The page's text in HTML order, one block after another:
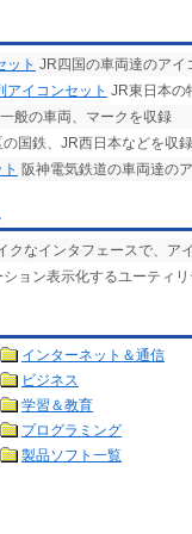
ット JR四国の車両達のアイ
イコンセット JR東日本の
般の車両、マークを収録
国鉄、JR西日本などを収録
阪神電気鉄道の車両達の
クなインタフェースで、ア
ョン表示化するユーティリ
インターネット＆通信
ビジネス
学習＆教育
プログラミング
製品ソフト一覧